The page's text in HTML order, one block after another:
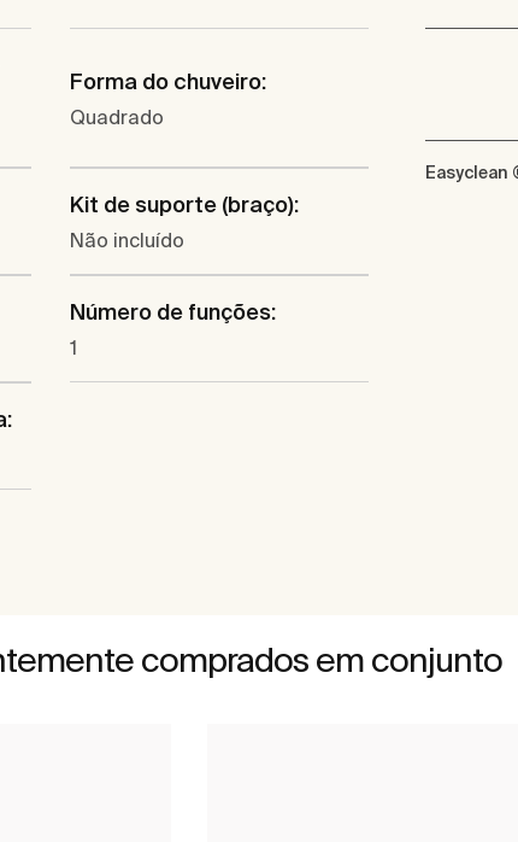
Forma do chuveiro:
Quadrado
Kit de suporte (braço):
Não incluído
Número de funções:
1
Easyclean
comprados em conjunto